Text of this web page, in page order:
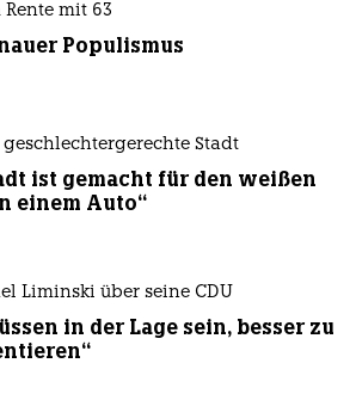
Rente mit 63
Populismus
Stadt
ist gemacht für den weißen
einem Auto“
Liminski über seine CDU
in der Lage sein, besser zu